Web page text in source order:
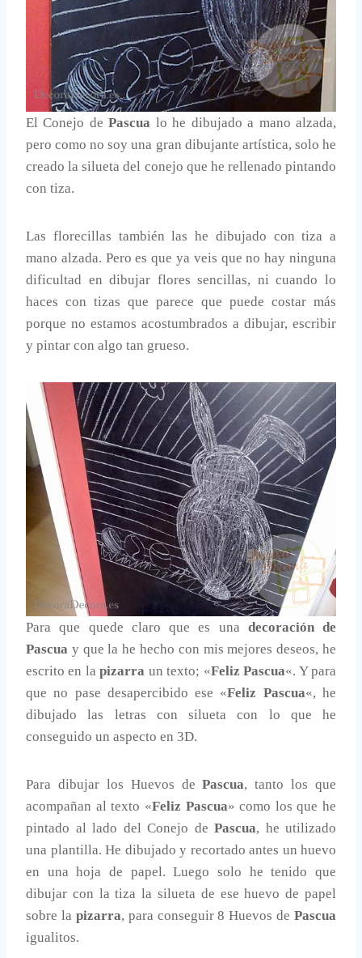
El Conejo dePascua lo he dibujado a mano alzada,
pero como no soy una gran dibujante artística, solo he
creado la silueta del conejo que he rellenado pintando
con tiza.
Las florecillas también las he dibujado con tiza a
mano alzada. Pero es que ya veis que no hay ninguna
dificultad en dibujar flores sencillas, ni cuando lo
haces con tizas que parece que puede costar más
porque no estamos acostumbrados a dibujar, escribir
y pintar con algo tan grueso.
Para que quede claro que es una decoración de
Pascua y que la he hecho con mis mejores deseos, he
escrito en lapizarra un texto; «Feliz Pascua«. Y para
que no pase desapercibido ese «Feliz Pascua«, he
dibujado las letras con silueta con lo que he
conseguido un aspecto en 3D.
Para dibujar los Huevos dePascua, tanto los que
acompañan al texto «Feliz Pascua» como los que he
pintado al lado del Conejo de Pascua, he utilizado
una plantilla. He dibujado y recortado antes un huevo
en una hoja de papel. Luego solo he tenido que
dibujar con la tiza la silueta de ese huevo de papel
sobre la pizarra, para conseguir 8 Huevos de Pascua
igualitos.